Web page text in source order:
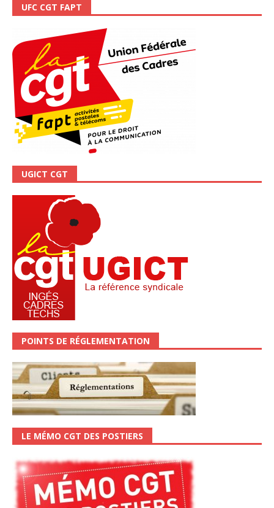
UFC CGT FAPT
UGICT CGT
POINTS DE RÉGLEMENTATION
LE MÉMO CGT DES POSTIERS